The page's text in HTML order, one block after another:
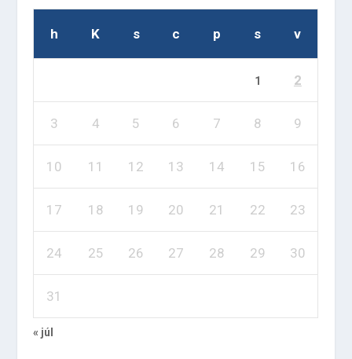
h K s c p s v
1 2
3 4 5 6 7 8 9
10 11 12 13 14 15 16
17 18 19 20 21 22 23
24 25 26 27 28 29 30
31
« júl